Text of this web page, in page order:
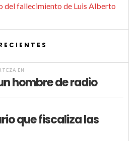
del fallecimiento de Luis Alberto
EN
hombre de radio
que fiscaliza las